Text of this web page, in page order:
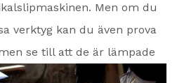
Men om du
verktyg kan du även prova
se till att de är lämpade